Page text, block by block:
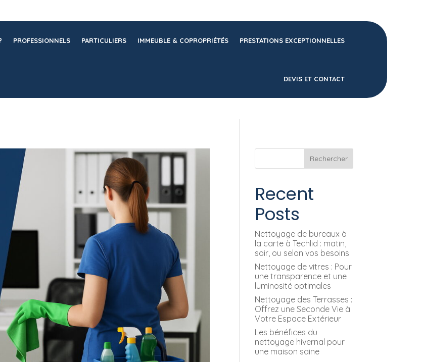
PROFESSIONNELS PARTICULIERS IMMEUBLE & COPROPRIÉTÉS PRESTATIONS EXCEPTIONNELLES
DEVIS ET CONTACT
Rechercher
Recent
Posts
Nettoyage de bureaux à
la carte à Techlid : matin,
soir, ou selon vos besoins
Nettoyage de vitres : Pour
une transparence et une
luminosité optimales
Nettoyage des Terrasses :
Offrez une Seconde Vie à
Votre Espace Extérieur
Les bénéfices du
nettoyage hivernal pour
une maison saine